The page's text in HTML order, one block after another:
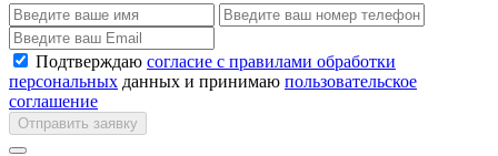
Подтверждаю согласие с правилами обработки
персональных данных и принимаю пользовательское
соглашение
Отправить заявку